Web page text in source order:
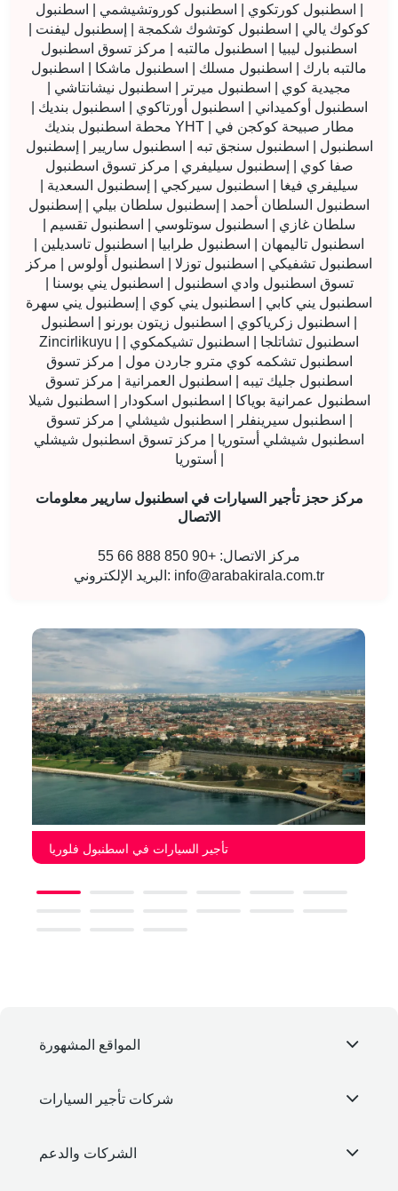
| اسطنبول كورتكوي | اسطنبول كوروتشيشمي | اسطنبول
كوكوك يالي | اسطنبول كوتشوك شكمجة | إسطنبول ليفنت |
اسطنبول ليبيا | اسطنبول مالتبه | مركز تسوق اسطنبول
مالتبه بارك | اسطنبول مسلك | اسطنبول ماشكا | اسطنبول
مجيدية كوي | اسطنبول ميرتر | اسطنبول نيشانتاشي |
اسطنبول أوكميداني | اسطنبول أورتاكوي | اسطنبول بنديك |
محطة اسطنبول بنديك YHT | مطار صبيحة كوكجن في
اسطنبول | اسطنبول سنجق تبه | اسطنبول ساريير | إسطنبول
صفا كوي | إسطنبول سيليفري | مركز تسوق اسطنبول
سيليفري فيغا | اسطنبول سيركجي | إسطنبول السعدية |
اسطنبول السلطان أحمد | إسطنبول سلطان بيلي | إسطنبول
سلطان غازي | اسطنبول سوتلوسي | اسطنبول تقسيم |
اسطنبول تاليمهان | اسطنبول طرابيا | اسطنبول تاسديلين |
اسطنبول تشفيكي | اسطنبول توزلا | اسطنبول أولوس | مركز
تسوق اسطنبول وادي اسطنبول | اسطنبول يني بوسنا |
اسطنبول يني كابي | اسطنبول يني كوي | إسطنبول يني سهرة
| اسطنبول زكرياكوي | اسطنبول زيتون بورنو | اسطنبول
Zincirlikuyu | اسطنبول تشاتلجا | اسطنبول تشيكمكوي |
اسطنبول تشكمه كوي مترو جاردن مول | مركز تسوق
اسطنبول جليك تيبه | اسطنبول العمرانية | مركز تسوق
اسطنبول عمرانية بوياكا | اسطنبول اسكودار | اسطنبول شيلا
| اسطنبول سيرينفلر | اسطنبول شيشلي | مركز تسوق
اسطنبول شيشلي أستوريا | مركز تسوق اسطنبول شيشلي
مركز حجز تأجير السيارات في اسطنبول ساريير معلومات
الاتصال
مركز الاتصال: +90 850 888 66 55
البريد الإلكتروني: info@arabakirala.com.tr
تأجير السيارات في اسطنبول فلوريا
المواقع المشهورة
شركات تأجير السيارات
الشركات والدعم